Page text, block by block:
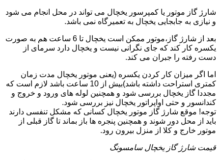
شارژ گاز موتور یا کمپرسور یخچال می تواند در محل انجام می شود
و نیازی به جابجایی یخچال به تعمیرگاه نمی باشد.
بعد از شارژ گاز،موتور ممکن است یخچال تا 6 ساعت هم به صورت
یکسره کار کند که جای نگرانی نیست و یخچال دارد سرمای از
دست رفته را جبران می کند.
اما اگر میزان کار کردن یکسره (یعنی موتور یخچال مدت زمان
کمتری استراحت داشته باشد)بیش از 10 ساعت باشد لازم است که
مجددا گاز یخچال بررسی شود و همچنین لوله های ورود و خروج و
کندانسور و حتی اواپراتور یخچال نیز بررسی شود.
توجه! موقع شارژ گاز موتور یخچال کسانی که مشکل تنفسی دارند
باید از محل دور شوند و همچنین پنجره ها باز بماند تا گاز قبلی از
موتور خارج و کلا از منزل بیرون رود.
قیمت شارژ گاز یخچال سامسونگ